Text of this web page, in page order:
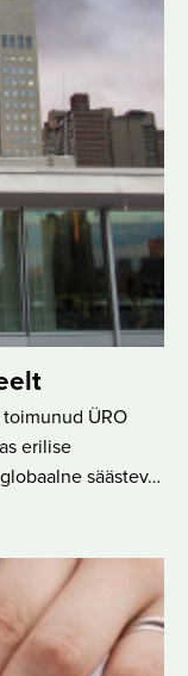
ÜRO
erilise
säästev…